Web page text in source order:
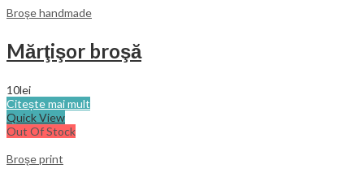
Broşe handmade
Mărţişor broşă
10lei
Citește mai mult
Quick View
Out Of Stock
Broşe print